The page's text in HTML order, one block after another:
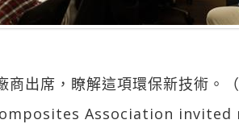
出席，瞭解這項環保新技術。（
Association